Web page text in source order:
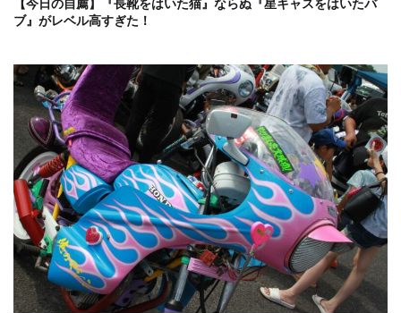
ブ』がレベル高すぎた！